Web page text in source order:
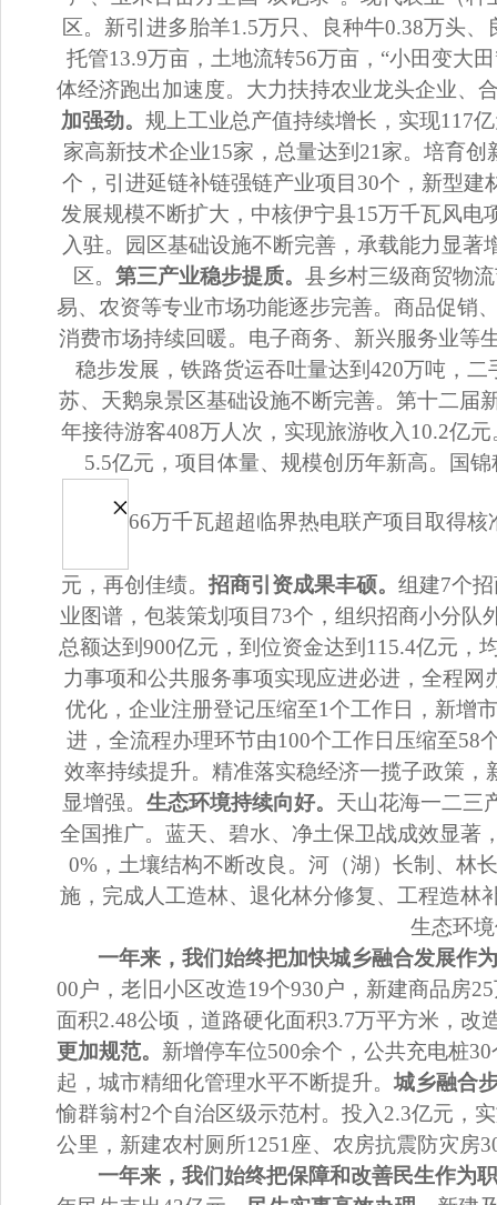
区。 新引进多胎羊1.5万只、良种牛0.38万头、
托管13.9万亩，土地流转56万亩， “小田变大田
体经济跑出加速度。 大力扶持农业龙头企业、
加强劲。 规上工业总产值持续增长，实现117
家高新技术企业15家，总量达到 21 家。培育创
个，引进延链补链强链产业项目 30个， 新型建
发展规模不断扩大，中核伊宁县1 5万千瓦风电
入驻。园区基础设施不断完善，承载能力显
区。 第三产业稳步提质。 县乡村三级商贸物
易、农资等专业市场功能逐步完善。 商品促销
消费市场持续回暖。 电子商务、新兴服务业等
稳步发展，铁路货运吞吐量达到 420万吨，二
苏、天鹅泉景区基础设施不断完善。 第十二届
年接待游客408万人 次，实现旅游收入 10.2亿元
5.5亿元，项目体量、规模创历年新高。国锦
66万千瓦超超临界热电联产项目取得核
元，再创佳绩。 招商引资成果丰硕。 组建7个
业图谱，包装策划项目 73个，组织招商小分队
总额达到 900亿元，到位资金达到 115.4亿元，
力事项和公共服务事项实现应进必进 ，全程网
优化，企业注册登记压缩至1个工作日，新增
进，全流程办理环节由100个工作日压缩至58
效率持续提升。精准落实稳经济一揽子政策，
显增强。 生态环境持续向好。 天山花海一二三
全国推广。 蓝天、碧水、净土保卫战成效显著
0% ，土壤结构不断改良。 河 （湖） 长制、林
施，完成人工造林、退化林分修复、工程造林
生态环
一年来，我们始终把加快城乡融合发展作
00 户，老旧小区改造19个930 户，新建商品房25
面积2.48公顷，道路硬化面积3.7万平方米，改
更加规范。 新增停车位500余个，公共充电桩30
起，城市精细化管理水平不断提升。 城乡融合
愉群翁村2个自治区级示范村。投入 2.3亿元，
公里，新建农村厕所1251 座、农房抗震防灾房
一年来，我们始终把保障和改善民生作为